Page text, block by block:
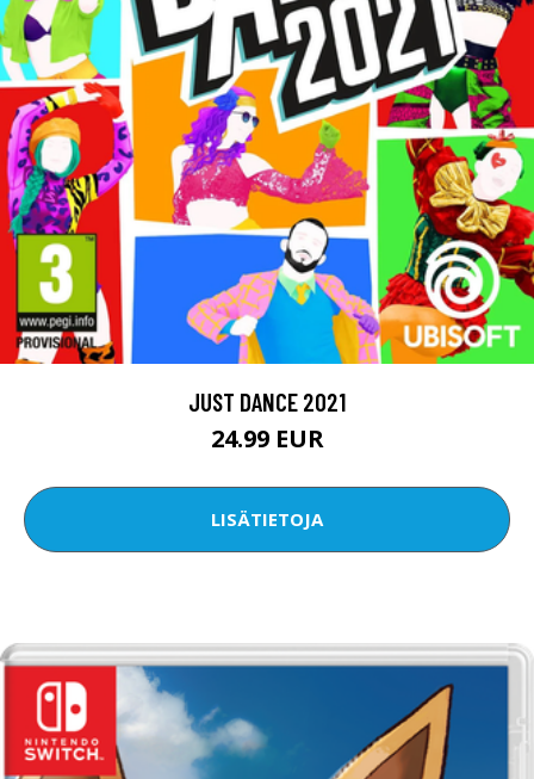
JUST DANCE 2021
24.99 EUR
LISÄTIETOJA